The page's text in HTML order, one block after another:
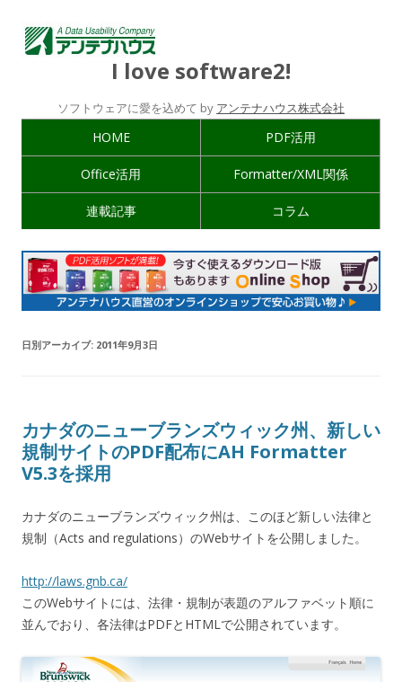
I love software2!
ソフトウェアに愛を込めて by アンテナハウス株式会社
HOME PDF活用
Office活用 Formatter/XML関係
連載記事 コラム
日別アーカイブ: 2011年9月3日
カナダのニューブランズウィック州、新しい
規制サイトのPDF配布にAH Formatter
V5.3を採用
カナダのニューブランズウィック州は、このほど新しい法律と
規制（Acts and regulations）のWebサイトを公開しました。
http://laws.gnb.ca/
このWebサイトには、法律・規制が表題のアルファベット順に
並んでおり、各法律はPDFとHTMLで公開されています。